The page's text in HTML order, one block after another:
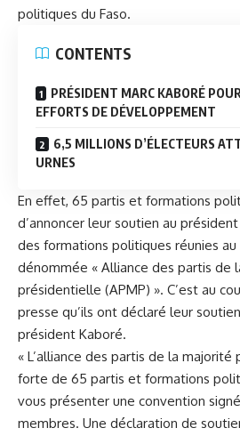
politiques du Faso.
CONTENTS
PRÉSIDENT MARC KABORÉ
EFFORTS DE DÉVELOPPEMENT
6,5 MILLIONS D’ÉLECTEURS
URNES
En effet, 65 partis et formations
d’annoncer leur soutien au
des formations politiques réunies au
dénommée « Alliance des partis de
présidentielle (APMP) ». C’est au
presse qu’ils ont déclaré leur
président Kaboré.
« L’alliance des partis de la majorité
forte de 65 partis et formations
vous présenter une convention
membres. Une déclaration de